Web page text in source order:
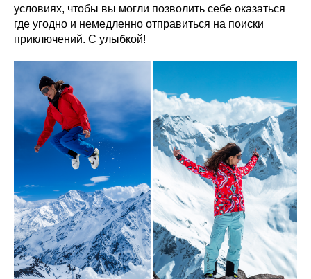
условиях, чтобы вы могли позволить себе оказаться
где угодно и немедленно отправиться на поиски
приключений. С улыбкой!